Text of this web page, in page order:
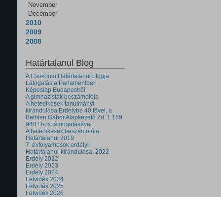
November
December
2010
2009
2008
Határtalanul Blog
A Csokonai Határtalanul blogja
Látogatás a Parlamentben
Képeslap Budapestről
A gimnazisták beszámolója
A hetedikesek tanulmányi
kirándulása Erdélybe 40 fővel, a
Bethlen Gábor Alapkezelő Zrt. 1 159
940 Ft-os támogatásával
A hetedikesek beszámolója
Határtalanul 2019
7. évfolyamosok erdélyi
Határtalanul-kirándulása, 2022
Erdély 2022
Erdély 2023
Erdély 2024
Felvidék 2024
Felvidék 2025
Felvidék 2026